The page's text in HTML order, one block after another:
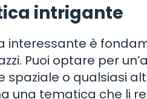
intrigante
interessante è
Puoi optare per
spaziale o qualsiasi
una tematica che li